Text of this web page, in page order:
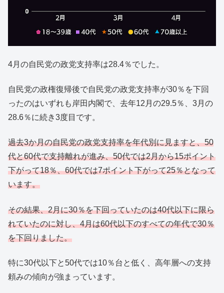
4月の自民党の政党支持率は28.4％でした。
自民党の政権復帰後で自民党の政党支持率が30％を下回
ったのはいずれも岸田内閣で、去年12月の29.5％、3月の
28.6％に続き3度目です。
過去3か月の自民党の政党支持率を年代別に見ますと、50
代と60代で支持離れが進み、50代では2月から15ポイント
下がって18％、60代では7ポイント下がって25％となって
います。
その結果、2月に30％を下回っていたのは40代以下に限ら
れていたのに対し、4月は60代以下のすべての年代で30％
を下回りました。
特に30代以下と50代では10％台と低く、高年層への支持
頼みの傾向が強まっています。